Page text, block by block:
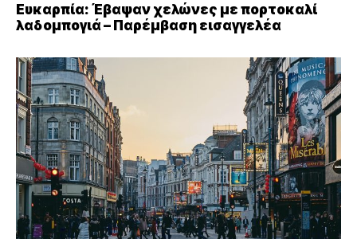
Ευκαρπία: Έβαψαν χελώνες με πορτοκαλί
λαδομπογιά – Παρέμβαση εισαγγελέα